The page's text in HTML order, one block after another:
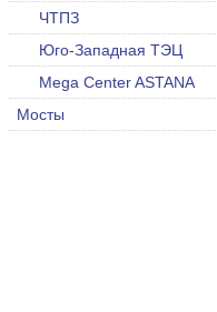
ЧТПЗ
Юго-Западная ТЭЦ
Mega Center ASTANA
Мосты